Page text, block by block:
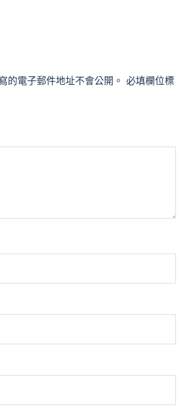
的電子郵件地址不會公開。 必填欄位標